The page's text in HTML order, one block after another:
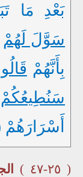
بَعْدِ مَا
سَوَّلَ لَهُمْ
بِأَنَّهُمْ قَالُوا
أَسْرَارَهُمْ ( ٢٦-
( ٢٥-٤٧ )